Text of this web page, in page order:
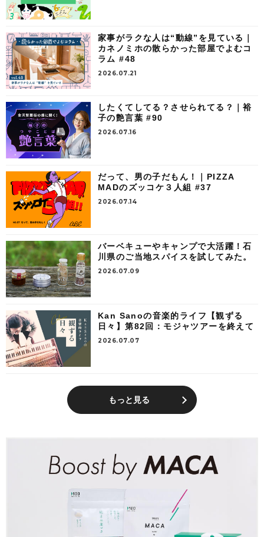
家事がラクな人は“動線”を見ている｜
カネノミホの散らかった部屋でよむコ
ラム #48
2026.07.21
したくてしてる？させられてる？｜裕
子の艶言葉 #90
2026.07.16
だって、男の子だもん！｜PIZZA
MADのズッコケ３人組 #37
2026.07.14
バーベキューやキャンプで大活躍！石
川県のご当地スパイスを試してみた。
2026.07.09
Kan Sanoの音楽的ライフ【観ずる
日々】第82回：モジャツアーを終えて
2026.07.07
もっと見る